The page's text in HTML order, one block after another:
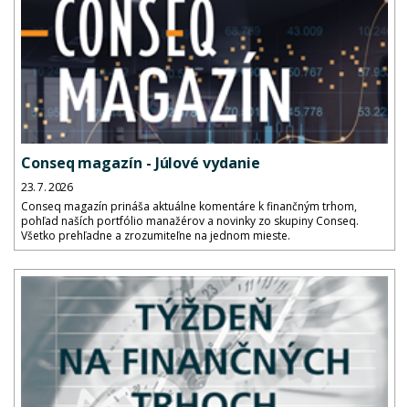
Conseq magazín - Júlové vydanie
23. 7. 2026
Conseq magazín prináša aktuálne komentáre k finančným trhom,
pohľad naších portfólio manažérov a novinky zo skupiny Conseq.
Všetko prehľadne a zrozumiteľne na jednom mieste.